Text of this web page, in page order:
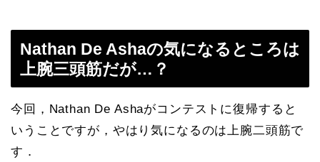
Nathan De Ashaの気になるところは
上腕三頭筋だが…？
今回，Nathan De Ashaがコンテストに復帰すると
いうことですが，やはり気になるのは上腕二頭筋で
す．